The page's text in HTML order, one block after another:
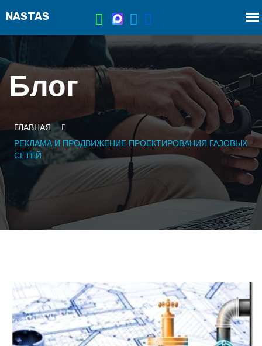
Блог
ГЛАВНАЯ
РЕКЛАМА И ПРОДВИЖЕНИЕ ПРОЕКТИРОВАНИЯ ГАЗОВЫХ
СЕТЕЙ